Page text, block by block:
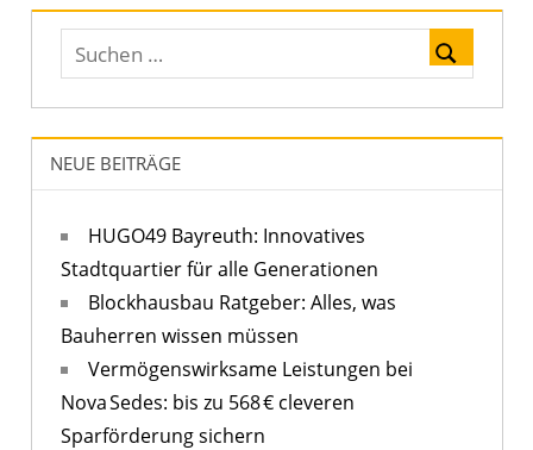
NEUE BEITRÄGE
HUGO49 Bayreuth: Innovatives
Stadtquartier für alle Generationen
Blockhausbau Ratgeber: Alles, was
Bauherren wissen müssen
Vermögenswirksame Leistungen bei
Nova Sedes: bis zu 568 € cleveren
Sparförderung sichern